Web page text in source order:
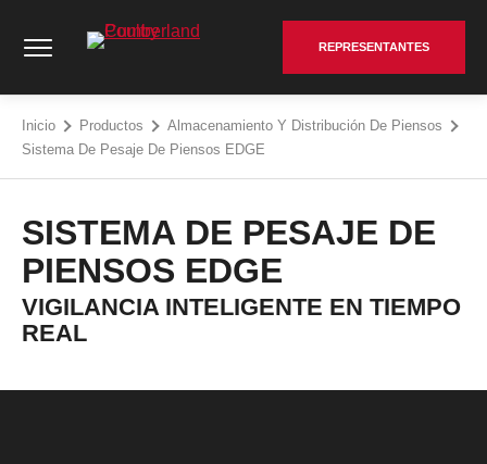
contenido
REPRESENTANTES
Inicio Productos
Almacenamiento Y Distribución De Piensos
Sistema De Pesaje De Piensos EDGE
SISTEMA DE PESAJE DE
PIENSOS EDGE
VIGILANCIA INTELIGENTE EN TIEMPO
REAL